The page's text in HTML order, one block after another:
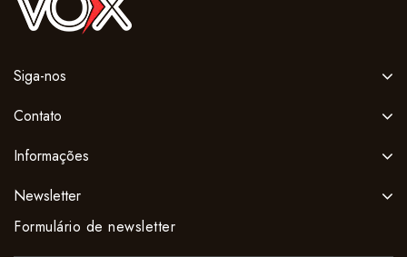
Siga-nos
Contato
Informações
Newsletter
Formulário de newsletter